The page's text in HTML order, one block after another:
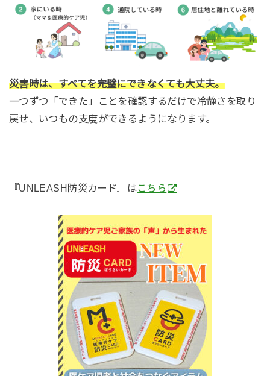
災害時は、すべてを完璧にできなくても大丈夫。
一つずつ「できた」ことを確認するだけで冷静さを取り
戻せ、いつもの支度ができるようになります。
『UNLEASH防災カード』はこちら